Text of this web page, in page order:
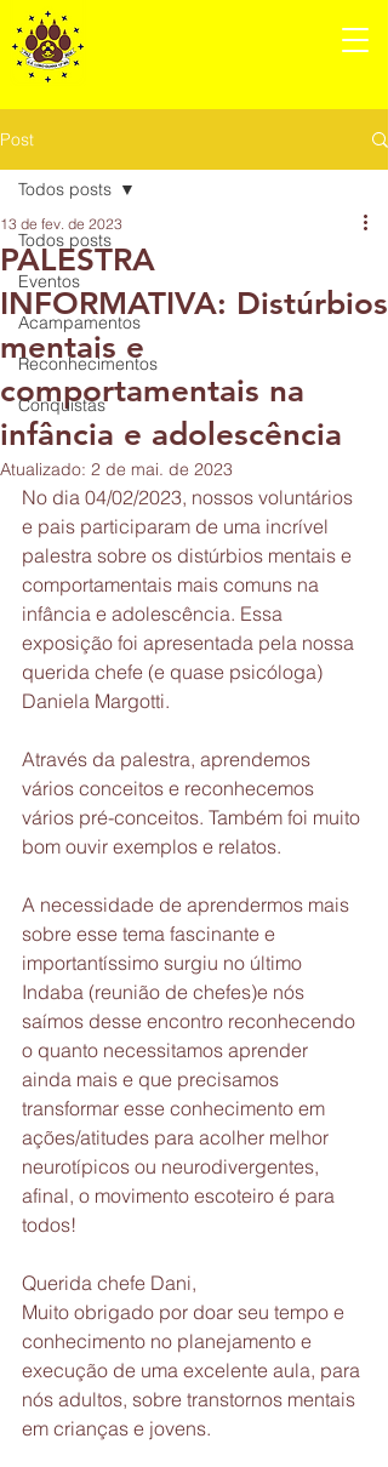
Post
Todos posts
Eventos
Acampamentos
Reconhecimentos
Conquistas
Todos posts
PALESTRA
INFORMATIVA: Distúrbios
mentais e
comportamentais na
infância e adolescência
13 de fev. de 2023
Atualizado: 2 de mai. de 2023
No dia 04/02/2023, nossos voluntários
e pais participaram de uma incrível
palestra sobre os distúrbios mentais e
comportamentais mais comuns na
infância e adolescência. Essa
exposição foi apresentada pela nossa
querida chefe (e quase psicóloga)
Daniela Margotti.
Através da palestra, aprendemos
vários conceitos e reconhecemos
vários pré-conceitos. Também foi muito
bom ouvir exemplos e relatos.
A necessidade de aprendermos mais
sobre esse tema fascinante e
importantíssimo surgiu no último
Indaba (reunião de chefes)e nós
saímos desse encontro reconhecendo
o quanto necessitamos aprender
ainda mais e que precisamos
transformar esse conhecimento em
ações/atitudes para acolher melhor
neurotípicos ou neurodivergentes,
afinal, o movimento escoteiro é para
todos!
Querida chefe Dani,
Muito obrigado por doar seu tempo e
conhecimento no planejamento e
execução de uma excelente aula, para
nós adultos, sobre transtornos mentais
em crianças e jovens.